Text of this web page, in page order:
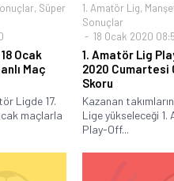
, Süper
Ocak
Maç
Ligde 17.
maçlarla
1. Amatör Lig,
Sonuçlar
18 Ocak 2020
1. Amatör Lig
2020 Cumartesi
Skoru
Kazanan
Lige yükseleceği
Play-Off...